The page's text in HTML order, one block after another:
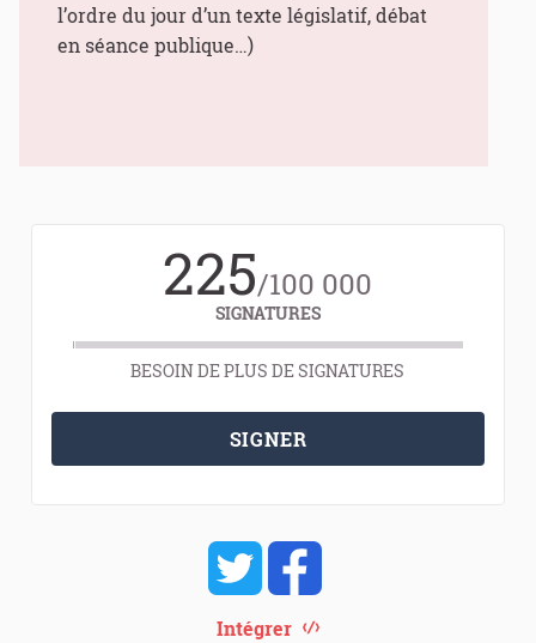
l’ordre du jour d’un texte législatif, débat
en séance publique…)
225/100 000
SIGNATURES
BESOIN DE PLUS DE SIGNATURES
SIGNER
Intégrer